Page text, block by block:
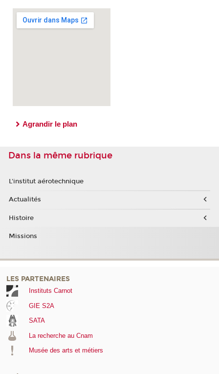
Agrandir le plan
Dans la même rubrique
L'institut aérotechnique
Actualités
Histoire
Missions
LES PARTENAIRES
Instituts Carnot
GIE S2A
SATA
La recherche au Cnam
Musée des arts et métiers